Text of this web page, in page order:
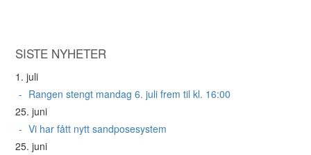
SISTE NYHETER
1. juli
Rangen stengt mandag 6. juli frem til kl. 16:00
25. juni
Vi har fått nytt sandposesystem
25. juni